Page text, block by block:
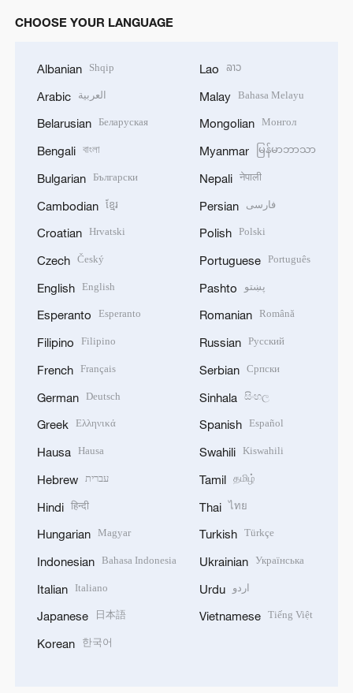
CHOOSE YOUR LANGUAGE
Albanian Shqip
Arabic العربية
Belarusian Беларуская
Bengali বাংলা
Bulgarian Български
Cambodian ខ្មែរ
Croatian Hrvatski
Czech Český
English English
Esperanto Esperanto
Filipino Filipino
French Français
German Deutsch
Greek Ελληνικά
Hausa Hausa
Hebrew עברית
Hindi हिन्दी
Hungarian Magyar
Indonesian Bahasa Indonesia
Italian Italiano
Japanese 日本語
Korean 한국어
Lao ລາວ
Malay Bahasa Melayu
Mongolian Монгол
Myanmar မြန်မာဘာသာ
Nepali नेपाली
Persian فارسی
Polish Polski
Portuguese Português
Pashto پښتو
Romanian Română
Russian Русский
Serbian Српски
Sinhala සිංහල
Spanish Español
Swahili Kiswahili
Tamil தமிழ்
Thai ไทย
Turkish Türkçe
Ukrainian Українська
Urdu اردو
Vietnamese Tiếng Việt